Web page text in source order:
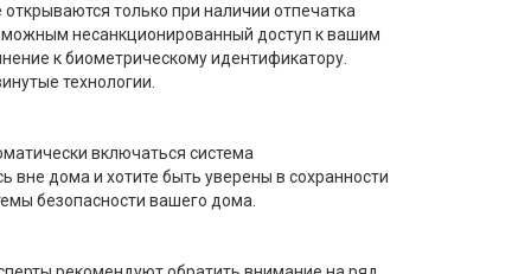
только при наличии отпечатка
несанкционированный доступ к вашим
к биометрическому идентификатору.
технологии.
включаться система
дома и хотите быть уверены в сохранности
безопасности вашего дома.